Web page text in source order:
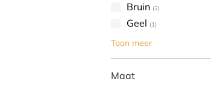
Bruin (2)
Geel (1)
Toon meer
Maat